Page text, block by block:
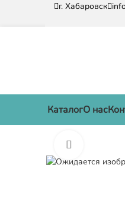
г. Хабаровск
КаталогО нас